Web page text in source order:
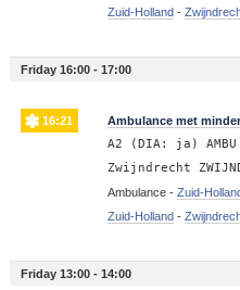
Zuid-Holland -
Friday 16:00 - 17:00
16:21 Ambulance met
A2 (DIA: ja) AMBU
Zwijndrecht
Ambulance - Zuid-
Zuid-Holland -
Friday 13:00 - 14:00